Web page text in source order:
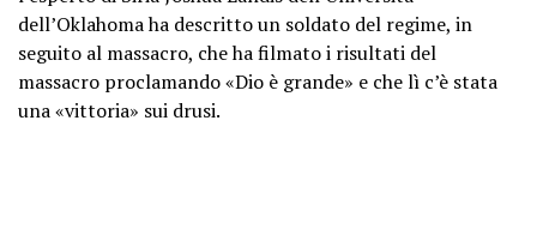
dell’Oklahoma ha descritto un soldato del regime, in
seguito al massacro, che ha filmato i risultati del
massacro proclamando «Dio è grande» e che lì c’è stata
una «vittoria» sui drusi.